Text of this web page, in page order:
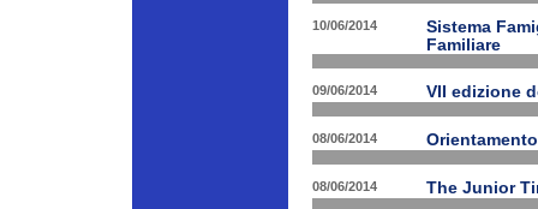
10/06/2014
Sistema
Familiare
09/06/2014 VII edizione
08/06/2014
08/06/2014 The Junior